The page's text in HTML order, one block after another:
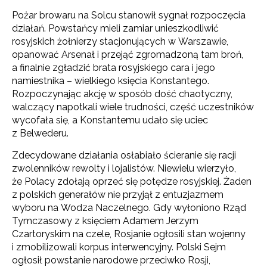
Pożar browaru na Solcu stanowił sygnał rozpoczęcia
działań. Powstańcy mieli zamiar unieszkodliwić
rosyjskich żołnierzy stacjonujących w Warszawie,
opanować Arsenał i przejąć zgromadzoną tam broń,
a finalnie zgładzić brata rosyjskiego cara i jego
namiestnika – wielkiego księcia Konstantego.
Rozpoczynając akcję w sposób dość chaotyczny,
walczący napotkali wiele trudności, część uczestników
wycofała się, a Konstantemu udało się uciec
z Belwederu.
Zdecydowane działania osłabiało ścieranie się racji
zwolenników rewolty i lojalistów. Niewielu wierzyło,
że Polacy zdołają oprzeć się potędze rosyjskiej. Żaden
z polskich generałów nie przyjął z entuzjazmem
wyboru na Wodza Naczelnego. Gdy wyłoniono Rząd
Tymczasowy z księciem Adamem Jerzym
Czartoryskim na czele, Rosjanie ogłosili stan wojenny
i zmobilizowali korpus interwencyjny. Polski Sejm
ogłosił powstanie narodowe przeciwko Rosji,